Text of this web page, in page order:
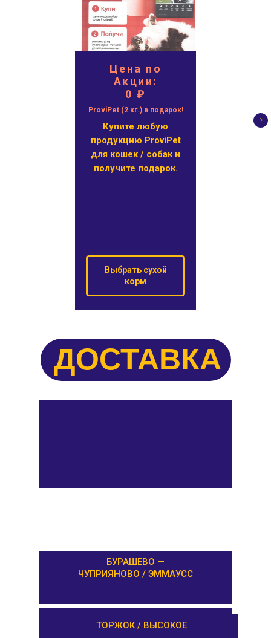
Цена по
Акции:
0 ₽
ProviPet (2 кг.) в подарок!
Купите любую
продукцию ProviPet
для кошек / собак и
получите подарок.
Выбрать сухой
корм
ДОСТАВКА
ЛИХОСЛАВЛЬ /
КАЛАШНИКОВО
БУРАШЕВО —
ЧУПРИЯНОВО / ЭММАУСС
ТОРЖОК / ВЫСОКОЕ